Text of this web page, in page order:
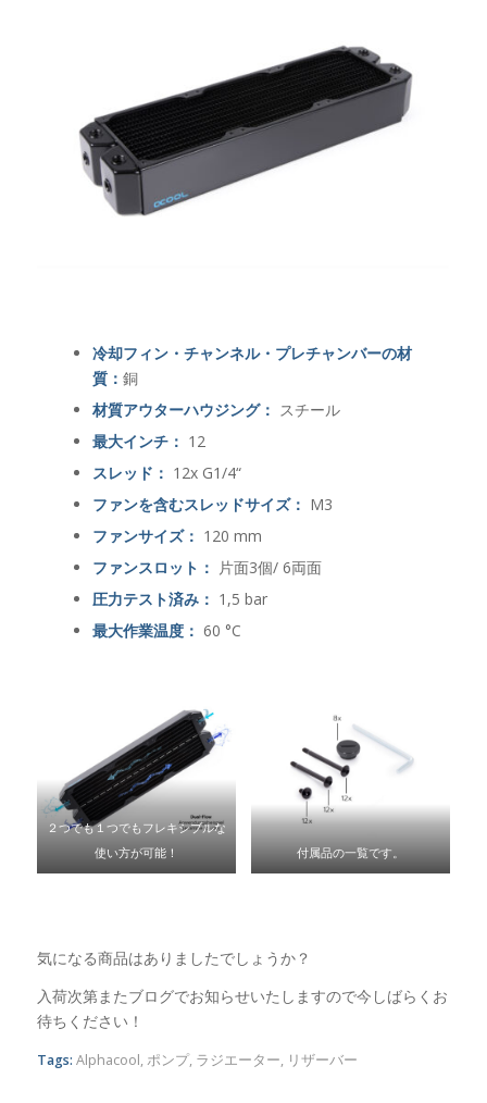
冷却フィン・チャンネル・プレチャンバーの材
質：銅
材質アウターハウジング： スチール
最大インチ： 12
スレッド： 12x G1/4“
ファンを含むスレッドサイズ： M3
ファンサイズ： 120 mm
ファンスロット：
片面3個/ 6両面
圧力テスト済み： 1,5 bar
最大作業温度： 60 °C
２つでも１つでもフレキシブルな
使い方が可能！
付属品の一覧です。
気になる商品はありましたでしょうか？
入荷次第またブログでお知らせいたしますので今しばらくお
待ちください！
Tags: Alphacool, ポンプ, ラジエーター, リザーバー